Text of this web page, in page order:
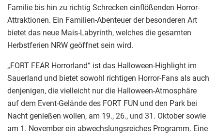
Familie bis hin zu richtig Schrecken einflößenden Horror-
Attraktionen. Ein Familien-Abenteuer der besonderen Art
bietet das neue Mais-Labyrinth, welches die gesamten
Herbstferien NRW geöffnet sein wird.
„FORT FEAR Horrorland“ ist das Halloween-Highlight im
Sauerland und bietet sowohl richtigen Horror-Fans als auch
denjenigen, die vielleicht nur die Halloween-Atmosphäre
auf dem Event-Gelände des FORT FUN und den Park bei
Nacht genießen wollen, am 19., 26., und 31. Oktober sowie
am 1. November ein abwechslungsreiches Programm. Eine